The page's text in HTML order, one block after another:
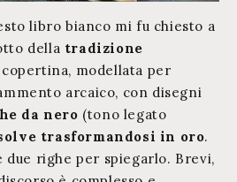
libro bianco mi fu chiesto a
della tradizione
modellata per
arcaico, con disegni
da nero (tono legato
trasformandosi in oro.
due righe per spiegarlo. Brevi,